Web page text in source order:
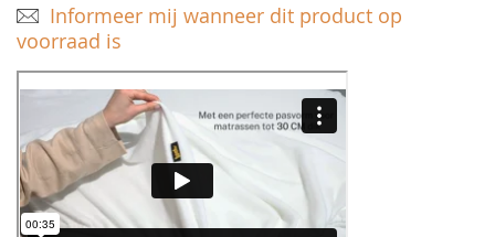
Informeer mij wanneer dit product op
voorraad is